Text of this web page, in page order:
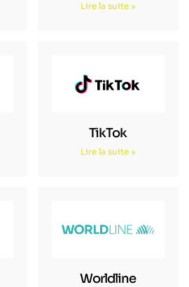
Lire la suite »
TikTok
Lire la suite »
Worldline